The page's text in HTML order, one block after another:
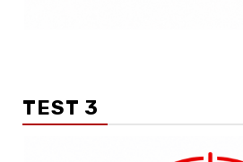
TEST 3